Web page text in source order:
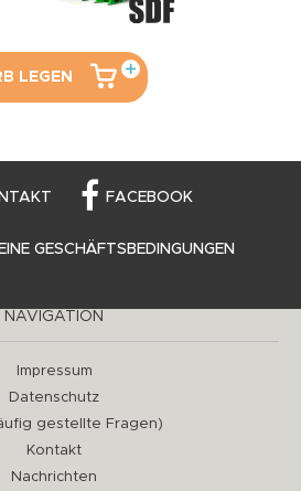
LEGEN
FACEBOOK
GESCHÄFTSBEDINGUNGEN
NAVIGATION
Impressum
Datenschutz
gestellte Fragen)
Kontakt
Nachrichten